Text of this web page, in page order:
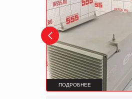
ПОДРОБНЕЕ